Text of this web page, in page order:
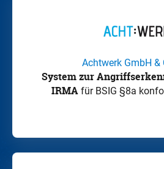
Achtwerk GmbH &
System zur
IRMA für BSIG §8a